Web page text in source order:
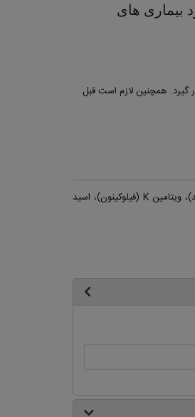
بیماری های
گیرد. همچنین لازم است قبل
شربت گلوکز، شکر، نشاسته، ویتامین E، نیاسین،ویتامین A (رتینیل استات) بیوتین (D-بیوتین)،ویتامین D3 (کوله کلسیفرول)، ویتامین B6 (پیریدوکسین هیدروکلراید)، ویتامین K (فیلوکینون)، اسید